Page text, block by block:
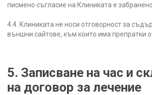
писмено съгласие на Клиниката е забранено.
4.4. Клиниката не носи отговорност за
външни сайтове, към които има препратки
5. Записване на час и
на договор за лечение